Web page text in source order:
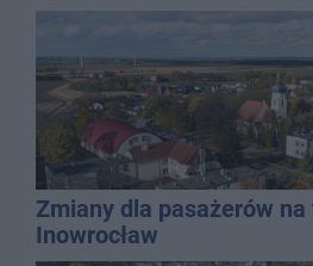
Zmiany dla pasażerów
Inowrocław